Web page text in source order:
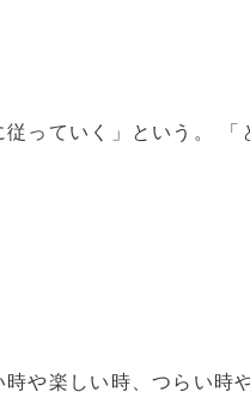
っていく」という。 「
や楽しい時、つらい時